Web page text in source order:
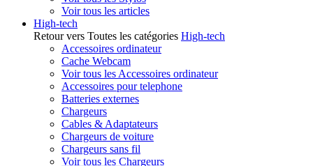
Voir tous les articles
High-tech
Retour vers Toutes les catégories High-tech
Accessoires ordinateur
Cache Webcam
Voir tous les Accessoires ordinateur
Accessoires pour telephone
Batteries externes
Chargeurs
Cables & Adaptateurs
Chargeurs de voiture
Chargeurs sans fil
Voir tous les Chargeurs